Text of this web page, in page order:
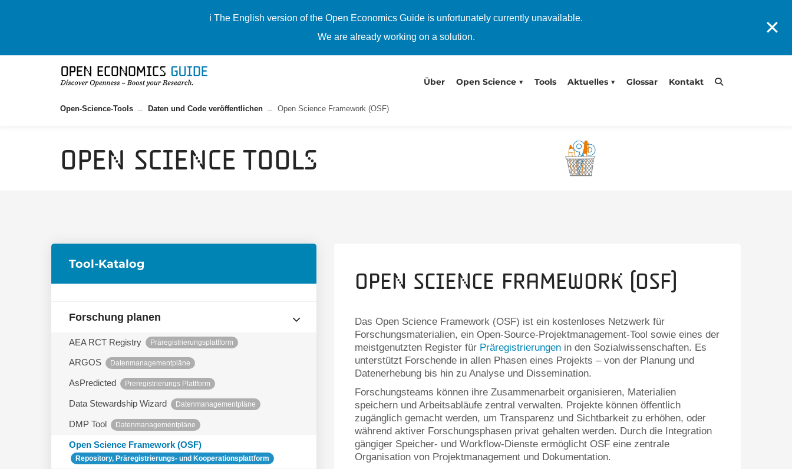
ℹ️ The English version of the Open Economics Guide is unfortunately currently unavailable.
We are already working on a solution.
✕
Über Open Science Tools Aktuelles Glossar Kontakt
Open-Science-Tools Daten und Code veröffentlichen Open Science Framework (OSF)
Open Science Tools
Tool-Katalog
Forschung planen
AEA RCT Registry Präregistrierungsplattform
ARGOS Datenmanagementpläne
AsPredicted Preregistrierungs Plattform
Data Stewardship Wizard Datenmanagementpläne
DMP Tool Datenmanagementpläne
Open Science Framework (OSF)
Repository, Präregistrierungs- und Kooperationsplattform
Open Science Framework (OSF)
Das Open Science Framework (OSF) ist ein kostenloses Netzwerk für
Forschungsmaterialien, ein Open-Source-Projektmanagement-Tool sowie eines der
meistgenutzten Register für Präregistrierungen in den Sozialwissenschaften. Es
unterstützt Forschende in allen Phasen eines Projekts – von der Planung und
Datenerhebung bis hin zu Analyse und Dissemination.
Forschungsteams können ihre Zusammenarbeit organisieren, Materialien
speichern und Arbeitsabläufe zentral verwalten. Projekte können öffentlich
zugänglich gemacht werden, um Transparenz und Sichtbarkeit zu erhöhen, oder
während aktiver Forschungsphasen privat gehalten werden. Durch die Integration
gängiger Speicher- und Workflow-Dienste ermöglicht OSF eine zentrale
Organisation von Projektmanagement und Dokumentation.